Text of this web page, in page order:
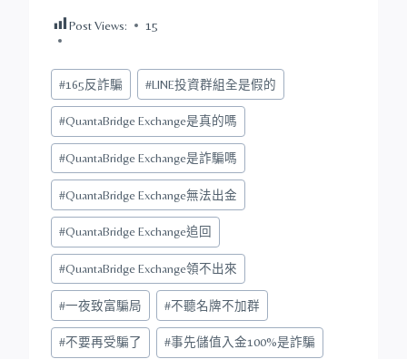
Post Views: 15
Post
Tags:
#165反詐騙 #LINE投資群組全是假的
#QuantaBridge Exchange是真的嗎
#QuantaBridge Exchange是詐騙嗎
#QuantaBridge Exchange無法出金
#QuantaBridge Exchange追回
#QuantaBridge Exchange領不出來
#一夜致富騙局 #不聽名牌不加群
#不要再受騙了 #事先儲值入金100%是詐騙